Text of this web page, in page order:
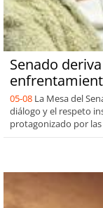
Senado
05-08 La Mesa del
diálogo y el respeto
protagonizado por